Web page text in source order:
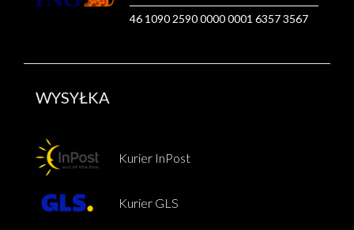
46 1090 2590 0000 0001 6357 3567
WYSYŁKA
Kurier InPost
Kurier GLS